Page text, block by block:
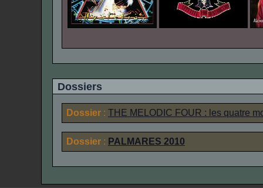
Dossiers
Dossier : THE MELODIC FOUR : les quatre
Dossier : PALMARES 2010